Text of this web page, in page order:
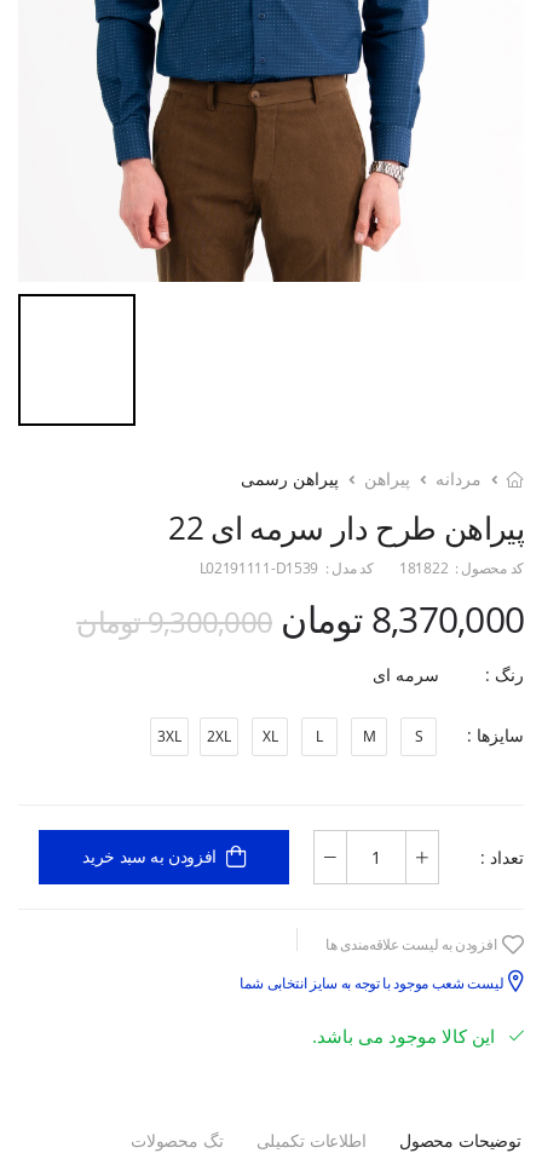
مردانه پیراهن پیراهن رسمی
پیراهن طرح دار سرمه ای 22
کد محصول : 181822 کد مدل : L02191111-D1539
8,370,000 تومان 9,300,000 تومان
رنگ : سرمه ای
سایزها : S
M
L
XL
2XL
3XL
تعداد : افزودن به سبد خرید
افزودن به لیست علاقه‌مندی ها
لیست شعب موجود با توجه به سایز انتخابی شما
این کالا موجود می باشد.
توضیحات محصول اطلاعات تکمیلی تگ محصولات